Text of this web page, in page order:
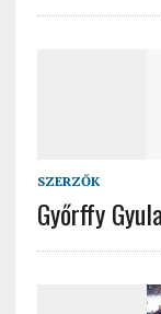
SZERZŐK
Győrffy